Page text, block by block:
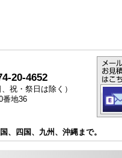
20-4652
祝・祭日は除く）
番地36
、四国、九州、沖縄まで。